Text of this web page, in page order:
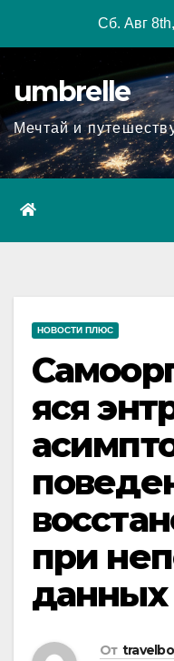
Сб. Авг
umbrelle
Мечтай и
НОВОСТИ ПЛЮС
яся
при
данных
От